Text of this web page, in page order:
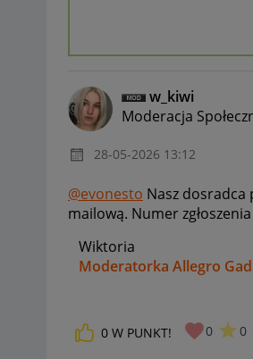
w_kiwi
Moderacja
‎28-05-2026 13:12
@evonesto Nasz dosradca
mailową. Numer
Wiktoria
Moderatorka Allegro
0 W PUNKT! 0 0